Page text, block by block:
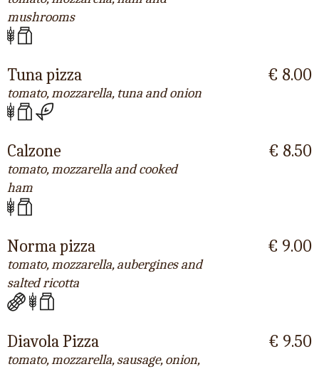
mushrooms
Tuna pizza
tomato, mozzarella, tuna and onion
€ 8.00
Calzone
tomato, mozzarella and cooked
ham
€ 8.50
Norma pizza
tomato, mozzarella, aubergines and
salted ricotta
€ 9.00
Diavola Pizza
tomato, mozzarella, sausage, onion,
€ 9.50